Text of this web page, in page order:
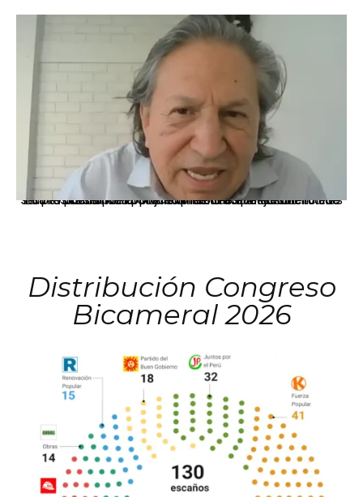
La presidenta Keiko Fujimori informó que la solicitud de indulto presentada por el expresidente Alejandro Toledo será evaluada por la Comisión de Gracias Presidenciales conforme al procedimiento establecido.
Distribución Congreso
Bicameral 2026